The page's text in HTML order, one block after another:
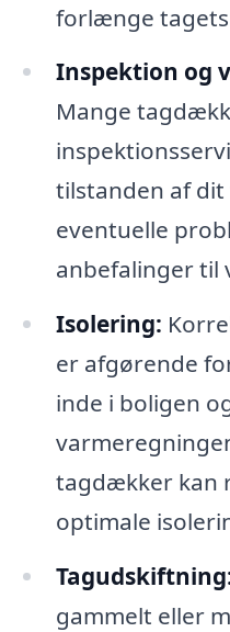
forlænge
Inspektion og
Mange
tilstanden af
eventuelle
anbefalinger til
Isolering:
er afgørende
inde i boligen
tagdækker kan
optimale
gammelt eller